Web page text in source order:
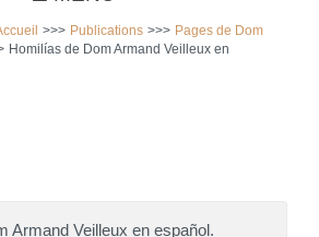
>>> Publications >>> Pages de Dom
Homilías de Dom Armand Veilleux en
Armand Veilleux en español.